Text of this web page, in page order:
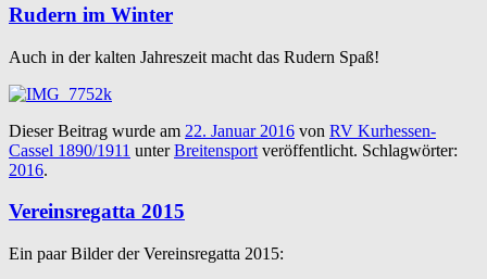
Rudern im Winter
Auch in der kalten Jahreszeit macht das Rudern Spaß!
Dieser Beitrag wurde am 22. Januar 2016 von RV Kurhessen-
Cassel 1890/1911 unterBreitensport veröffentlicht. Schlagwörter:
2016.
Vereinsregatta 2015
Ein paar Bilder der Vereinsregatta 2015: